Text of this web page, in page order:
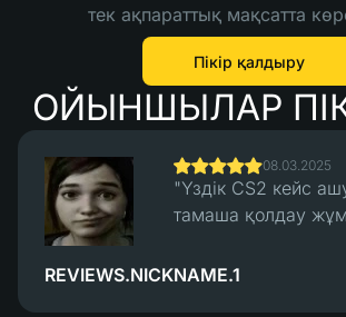
тек ақпараттық мақсатта
Пікір қалдыру
ОЙЫНШЫЛАР
REVIEWS.NICKNAME.1
08.03.2025
"Үздік CS2 кейс
тамаша қолдау